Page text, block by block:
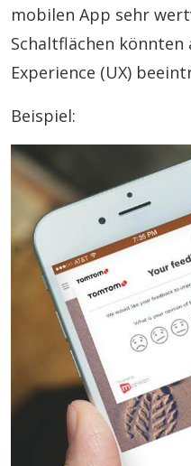
mobilen App sehr
Schaltflächen könnten
Experience (UX)
Beispiel: